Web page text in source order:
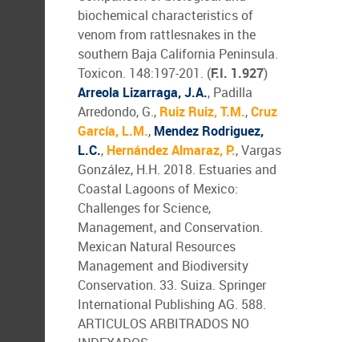
biochemical characteristics of
venom from rattlesnakes in the
southern Baja California Peninsula.
Toxicon. 148:197-201. (F.I. 1.927)
Arreola Lizarraga, J.A., Padilla
Arredondo, G., Ruiz Ruiz, T.M.,Cruz
García, L.M., Mendez Rodriguez,
L.C., Hernández Almaraz, P., Vargas
González, H.H. 2018. Estuaries and
Coastal Lagoons of Mexico:
Challenges for Science,
Management, and Conservation.
Mexican Natural Resources
Management and Biodiversity
Conservation. 33. Suiza. Springer
International Publishing AG. 588.
ARTICULOS ARBITRADOS NO